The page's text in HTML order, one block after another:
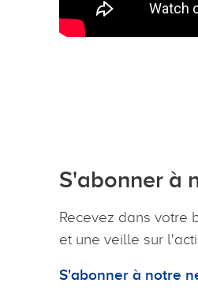
S'abonner à
Recevez dans votre
et une veille sur
S'abonner à notre